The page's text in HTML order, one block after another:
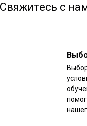
Свяжитесь с